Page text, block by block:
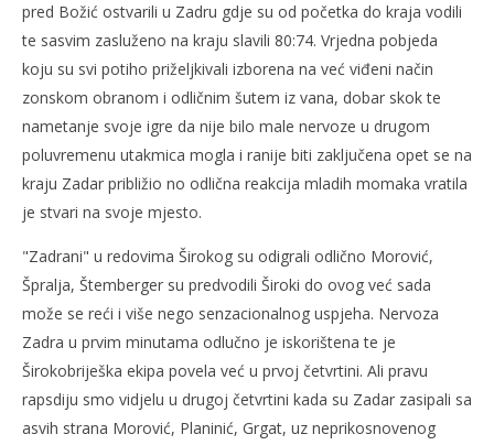
NOW VIEWING
Široki na vrhu NLB lige
24.
2010.
pred Božić ostvarili u Zadru gdje su od početka do kraja vodili
te sasvim zasluženo na kraju slavili 80:74. Vrjedna pobjeda
koju su svi potiho priželjkivali izborena na već viđeni način
zonskom obranom i odličnim šutem iz vana, dobar skok te
nametanje svoje igre da nije bilo male nervoze u drugom
poluvremenu utakmica mogla i ranije biti zaključena opet se na
kraju Zadar približio no odlična reakcija mladih momaka vratila
je stvari na svoje mjesto.
"Zadrani" u redovima Širokog su odigrali odlično Morović,
Špralja, Štemberger su predvodili Široki do ovog već sada
može se reći i više nego senzacionalnog uspjeha. Nervoza
Zadra u prvim minutama odlučno je iskorištena te je
Širokobriješka ekipa povela već u prvoj četvrtini. Ali pravu
rapsdiju smo vidjelu u drugoj četvrtini kada su Zadar zasipali sa
asvih strana Morović, Planinić, Grgat, uz neprikosnovenog